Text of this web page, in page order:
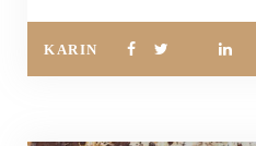
KARIN